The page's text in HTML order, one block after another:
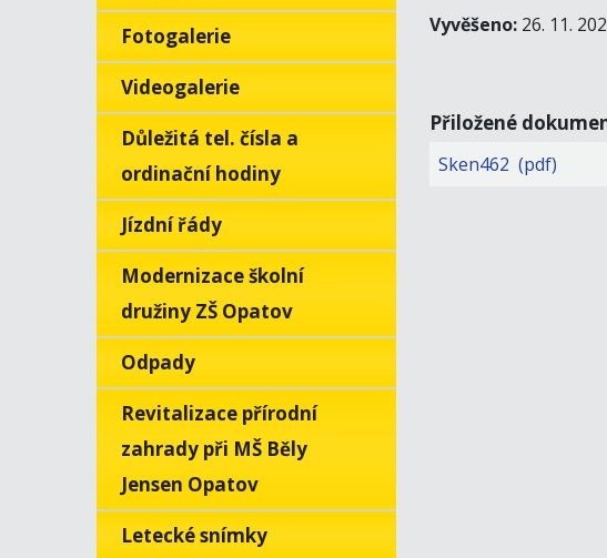
Fotogalerie
Videogalerie
Důležitá tel. čísla a
ordinační hodiny
Jízdní řády
Modernizace školní
družiny ZŠ Opatov
Odpady
Revitalizace přírodní
zahrady při MŠ Běly
Jensen Opatov
Letecké snímky
Vyvěšeno: 26. 11.
Přiložené
Sken462 (pdf)